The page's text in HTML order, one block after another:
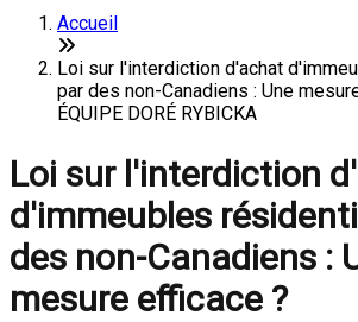
Accueil
Loi sur l'interdiction d'achat
par des non-Canadiens : Une
ÉQUIPE DORÉ RYBICKA
Loi sur l'interdiction
d'immeubles
des non-Canadiens :
mesure efficace ?